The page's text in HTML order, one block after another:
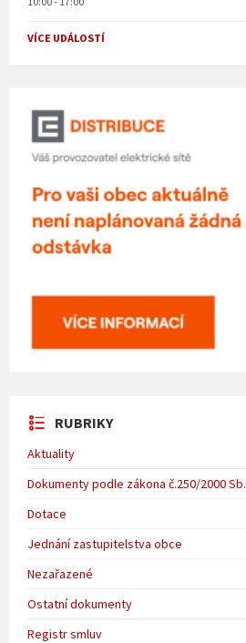
VÍCE UDÁLOSTÍ
RUBRIKY
Aktuality
Dokumenty podle zákona č.250/2000 Sb.
Dotace
Jednání zastupitelstva obce
Nezařazené
Ostatní dokumenty
Registr smluv